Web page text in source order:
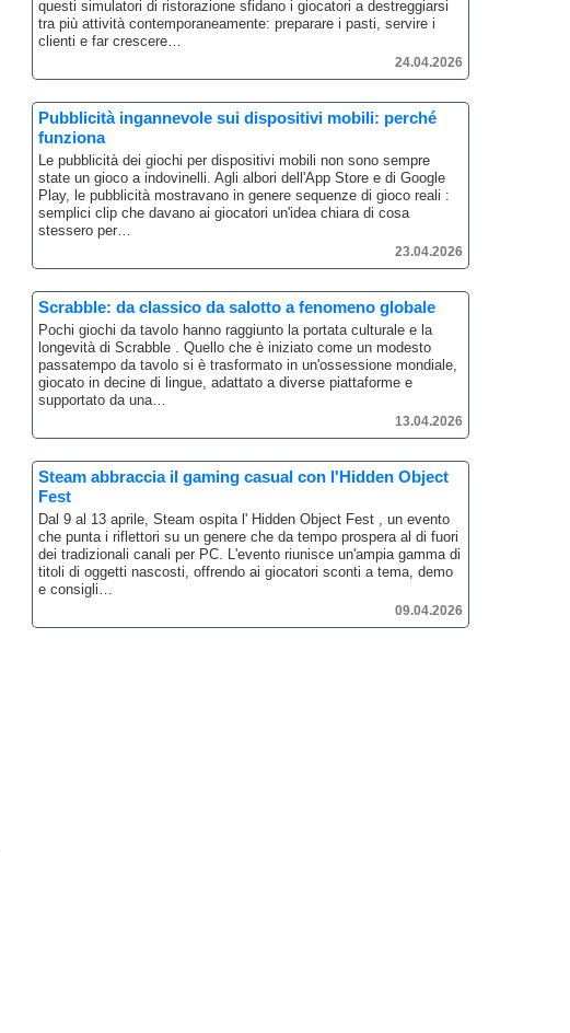
questi simulatori di ristorazione sfidano i giocatori a destreggiarsi
tra più attività contemporaneamente: preparare i pasti, servire i
clienti e far crescere…
24.04.2026
Pubblicità ingannevole sui dispositivi mobili: perché
funziona
Le pubblicità dei giochi per dispositivi mobili non sono sempre
state un gioco a indovinelli. Agli albori dell'App Store e di Google
Play, le pubblicità mostravano in genere sequenze di gioco reali :
semplici clip che davano ai giocatori un'idea chiara di cosa
stessero per…
23.04.2026
Scrabble: da classico da salotto a fenomeno globale
Pochi giochi da tavolo hanno raggiunto la portata culturale e la
longevità di Scrabble . Quello che è iniziato come un modesto
passatempo da tavolo si è trasformato in un'ossessione mondiale,
giocato in decine di lingue, adattato a diverse piattaforme e
supportato da una…
13.04.2026
Steam abbraccia il gaming casual con l'Hidden Object
Fest
Dal 9 al 13 aprile, Steam ospita l' Hidden Object Fest , un evento
che punta i riflettori su un genere che da tempo prospera al di fuori
dei tradizionali canali per PC. L'evento riunisce un'ampia gamma di
titoli di oggetti nascosti, offrendo ai giocatori sconti a tema, demo
e consigli…
09.04.2026